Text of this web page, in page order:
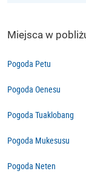
Miejsca w
Pogoda Petu
Pogoda Oenesu
Pogoda Tuaklobang
Pogoda Mukesusu
Pogoda Neten